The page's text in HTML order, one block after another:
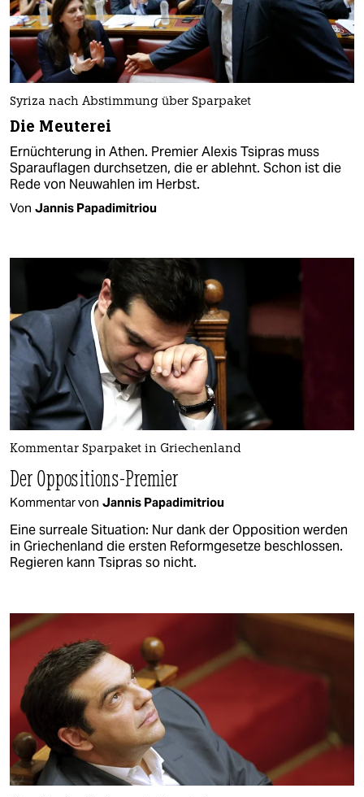
Syriza nach Abstimmung über Sparpaket
Die Meuterei
Ernüchterung in Athen. Premier Alexis Tsipras muss
Sparauflagen durchsetzen, die er ablehnt. Schon ist die
Rede von Neuwahlen im Herbst.
Von Jannis Papadimitriou
Kommentar Sparpaket in Griechenland
Der Oppositions-Premier
Kommentar von Jannis Papadimitriou
Eine surreale Situation: Nur dank der Opposition werden
in Griechenland die ersten Reformgesetze beschlossen.
Regieren kann Tsipras so nicht.